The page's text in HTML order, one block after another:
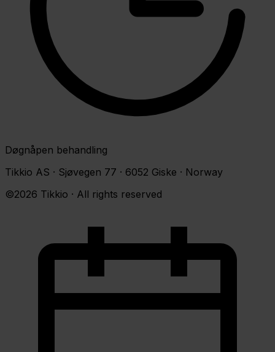
Døgnåpen behandling
Tikkio AS · Sjøvegen 77 · 6052 Giske · Norway
©2026 Tikkio · All rights reserved